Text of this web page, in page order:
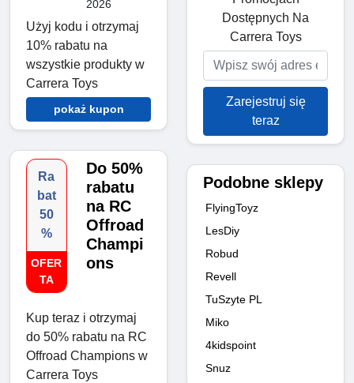
2026
Użyj kodu i otrzymaj
10% rabatu na
wszystkie produkty w
Carrera Toys
pokaż kupon
Ra
bat
50
%
OFER
TA
Do 50%
rabatu
na RC
Offroad
Champi
ons
Kup teraz i otrzymaj
do 50% rabatu na RC
Offroad Champions w
Carrera Toys
Dostępnych Na
Carrera Toys
Zarejestruj się
teraz
Podobne sklepy
FlyingToyz
LesDiy
Robud
Revell
TuSzyte PL
Miko
4kidspoint
Snuz